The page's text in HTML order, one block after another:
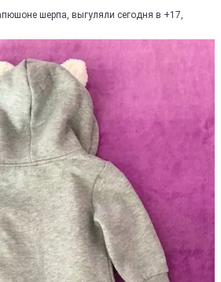
шерпа, выгуляли сегодня в +17,